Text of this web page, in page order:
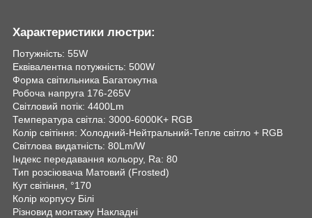
Характеристики люстри:
Потужність: 55W
Еквівалентна потужність: 500W
Форма світильника Багатокутна
Робоча напруга 176-265V
Світловий потік: 4400Lm
Температура світла: 3000-6000K+ RGB
Колір світіння: Холодний-Нейтральний-Тепле світло + RGB
Світлова видатність: 80Lm/W
Індекс передавання кольору, Ra: 80
Тип розсіювача Матовий (Frosted)
Кут світіння, °170
Колір корпусу Білі
Різновид монтажу Накладні